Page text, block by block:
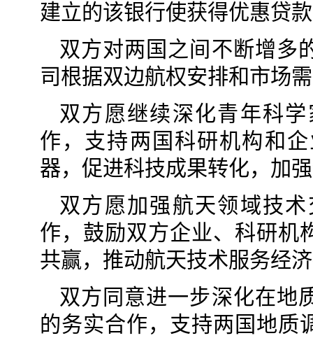
建立的该银行使获得优惠贷
双方对两国之间不断增多
司根据双边航权安排和市场
双方愿继续深化青年科
作，支持两国科研机构和
器，促进科技成果转化，加
双方愿加强航天领域技
作，鼓励双方企业、科研机
共赢，推动航天技术服务经
双方同意进一步深化在地
的务实合作，支持两国地质